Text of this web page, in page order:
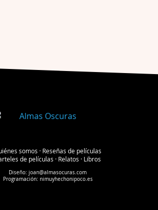
somos · Reseñas de películas
de películas · Relatos · Libros
Diseño:joan@almasocuras.com
Programación: nimuyhechonipoco.es